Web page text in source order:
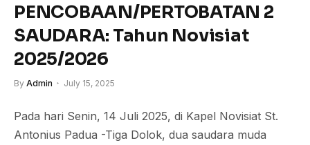
PENCOBAAN/PERTOBATAN 2
SAUDARA: Tahun Novisiat
2025/2026
By Admin July 15, 2025
Pada hari Senin, 14 Juli 2025, di Kapel Novisiat St.
Antonius Padua -Tiga Dolok, dua saudara muda